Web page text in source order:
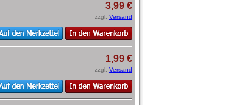
3,99 €
zzgl. Versand
1,99 €
zzgl. Versand